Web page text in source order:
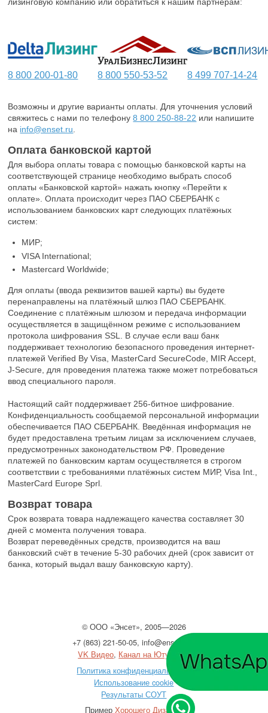
лизинговую компанию или обратиться к нашим партнерам:
8 800 200-01-80 8 800 550-53-52 8 499 707-14-24
Возможны и другие варианты оплаты. Для уточнения условий
свяжитесь с нами по телефону8 800 250-88-22 или напишите
на info@enset.ru.
Оплата банковской картой
Для выбора оплаты товара с помощью банковской карты на
соответствующей странице необходимо выбрать способ
оплаты «Банковской картой» нажать кнопку «Перейти к
оплате». Оплата происходит через ПАО СБЕРБАНК с
использованием банковских карт следующих платёжных
систем:
МИР;
VISA International;
Mastercard Worldwide;
Для оплаты (ввода реквизитов вашей карты) вы будете
перенаправлены на платёжный шлюз ПАО СБЕРБАНК.
Соединение с платёжным шлюзом и передача информации
осуществляется в защищённом режиме с использованием
протокола шифрования SSL. В случае если ваш банк
поддерживает технологию безопасного проведения интернет-
платежей Verified By Visa, MasterCard SecureCode, MIR Accept,
J-Secure, для проведения платежа также может потребоваться
ввод специального пароля.
Настоящий сайт поддерживает 256-битное шифрование.
Конфиденциальность сообщаемой персональной информации
обеспечивается ПАО СБЕРБАНК. Введённая информация не
будет предоставлена третьим лицам за исключением случаев,
предусмотренных законодательством РФ. Проведение
платежей по банковским картам осуществляется в строгом
соответствии с требованиями платёжных систем МИР, Visa Int.,
MasterCard Europe Sprl.
Возврат товара
Срок возврата товара надлежащего качества составляет 30
дней с момента получения товара.
Возврат переведённых средств, производится на ваш
банковский счёт в течение 5-30 рабочих дней (срок зависит от
банка, который выдал вашу банковскую карту).
©ООО«Энсет», 2005—2026
+7 (863) 221-50-05, info@enset.ru
VK Видео, Канал на Ютубе
Политика конфиденциальности
Использование cookie
Результаты СОУТ
ПримерХорошего Дизайна